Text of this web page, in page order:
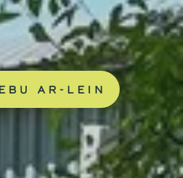
AR-LEIN